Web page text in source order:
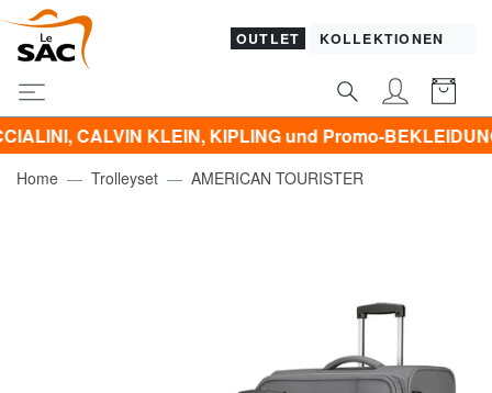
OUTLET KOLLEKTIONEN
KLEIN, KIPLING und Promo-BEKLEIDUNG -50%
Home Trolleyset AMERICAN TOURISTER